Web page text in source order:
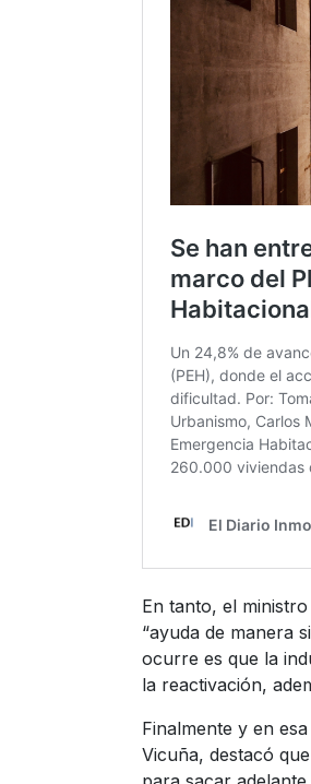
En tanto, el
“ayuda de manera
ocurre es que la
la reactivación,
Finalmente y en
Vicuña, destacó